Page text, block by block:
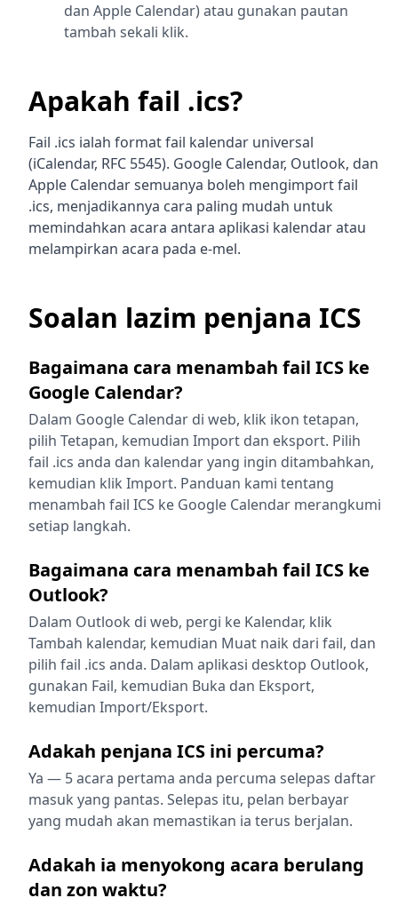
dan Apple Calendar) atau gunakan pautan
tambah sekali klik.
Apakah fail .ics?
Fail .ics ialah format fail kalendar universal
(iCalendar, RFC 5545). Google Calendar, Outlook, dan
Apple Calendar semuanya boleh mengimport fail
.ics, menjadikannya cara paling mudah untuk
memindahkan acara antara aplikasi kalendar atau
melampirkan acara pada e-mel.
Soalan lazim penjana ICS
Bagaimana cara menambah fail ICS ke
Google Calendar?
Dalam Google Calendar di web, klik ikon tetapan,
pilih Tetapan, kemudian Import dan eksport. Pilih
fail .ics anda dan kalendar yang ingin ditambahkan,
kemudian klik Import. Panduan kami tentang
menambah fail ICS ke Google Calendar merangkumi
setiap langkah.
Bagaimana cara menambah fail ICS ke
Outlook?
Dalam Outlook di web, pergi ke Kalendar, klik
Tambah kalendar, kemudian Muat naik dari fail, dan
pilih fail .ics anda. Dalam aplikasi desktop Outlook,
gunakan Fail, kemudian Buka dan Eksport,
kemudian Import/Eksport.
Adakah penjana ICS ini percuma?
Ya — 5 acara pertama anda percuma selepas daftar
masuk yang pantas. Selepas itu, pelan berbayar
yang mudah akan memastikan ia terus berjalan.
Adakah ia menyokong acara berulang
dan zon waktu?